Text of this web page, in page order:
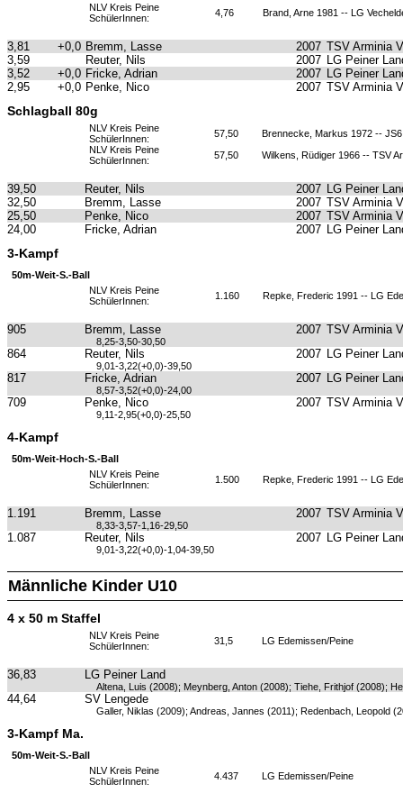
NLV Kreis Peine
SchülerInnen:
4,76 Brand, Arne 1981 -- LG
3,81 +0,0 Bremm, Lasse 2007 TSV Arminia
3,59
Reuter, Nils 2007 LG Peiner
3,52
+0,0 Fricke, Adrian 2007 LG Peiner
2,95
+0,0 Penke, Nico 2007 TSV Arminia
Schlagball 80g
NLV Kreis Peine
SchülerInnen:
57,50
Brennecke, Markus 1972 -- JS6
NLV Kreis Peine
SchülerInnen:
57,50 Wilkens, Rüdiger 1966 -- TSV
39,50 Reuter, Nils 2007 LG Peiner
32,50
Bremm, Lasse 2007 TSV Arminia
25,50
Penke, Nico 2007 TSV Arminia
24,00
Fricke, Adrian 2007 LG Peiner
3-Kampf
50m-Weit-S.-Ball
NLV Kreis Peine
SchülerInnen:
1.160 Repke, Frederic 1991 -- LG
905 Bremm, Lasse 2007 TSV Arminia
8,25-3,50-30,50
864 Reuter, Nils 2007 LG Peiner
9,01-3,22(+0,0)-39,50
817 Fricke, Adrian 2007 LG Peiner
8,57-3,52(+0,0)-24,00
709 Penke, Nico 2007 TSV Arminia
9,11-2,95(+0,0)-25,50
4-Kampf
50m-Weit-Hoch-S.-Ball
NLV Kreis Peine
SchülerInnen:
1.500 Repke, Frederic 1991 -- LG
1.191 Bremm, Lasse 2007 TSV Arminia
8,33-3,57-1,16-29,50
1.087 Reuter, Nils 2007 LG Peiner
9,01-3,22(+0,0)-1,04-39,50
Männliche Kinder U10
4 x 50 m Staffel
NLV Kreis Peine
SchülerInnen:
31,5 LG Edemissen/Peine
36,83 LG Peiner Land
Altena, Luis (2008); Meynberg, Anton (2008); Tiehe, Frithjof (2008);
44,64 SV Lengede
Galler, Niklas (2009); Andreas, Jannes (2011); Redenbach, Leopold
3-Kampf Ma.
50m-Weit-S.-Ball
NLV Kreis Peine
SchülerInnen:
4.437 LG Edemissen/Peine